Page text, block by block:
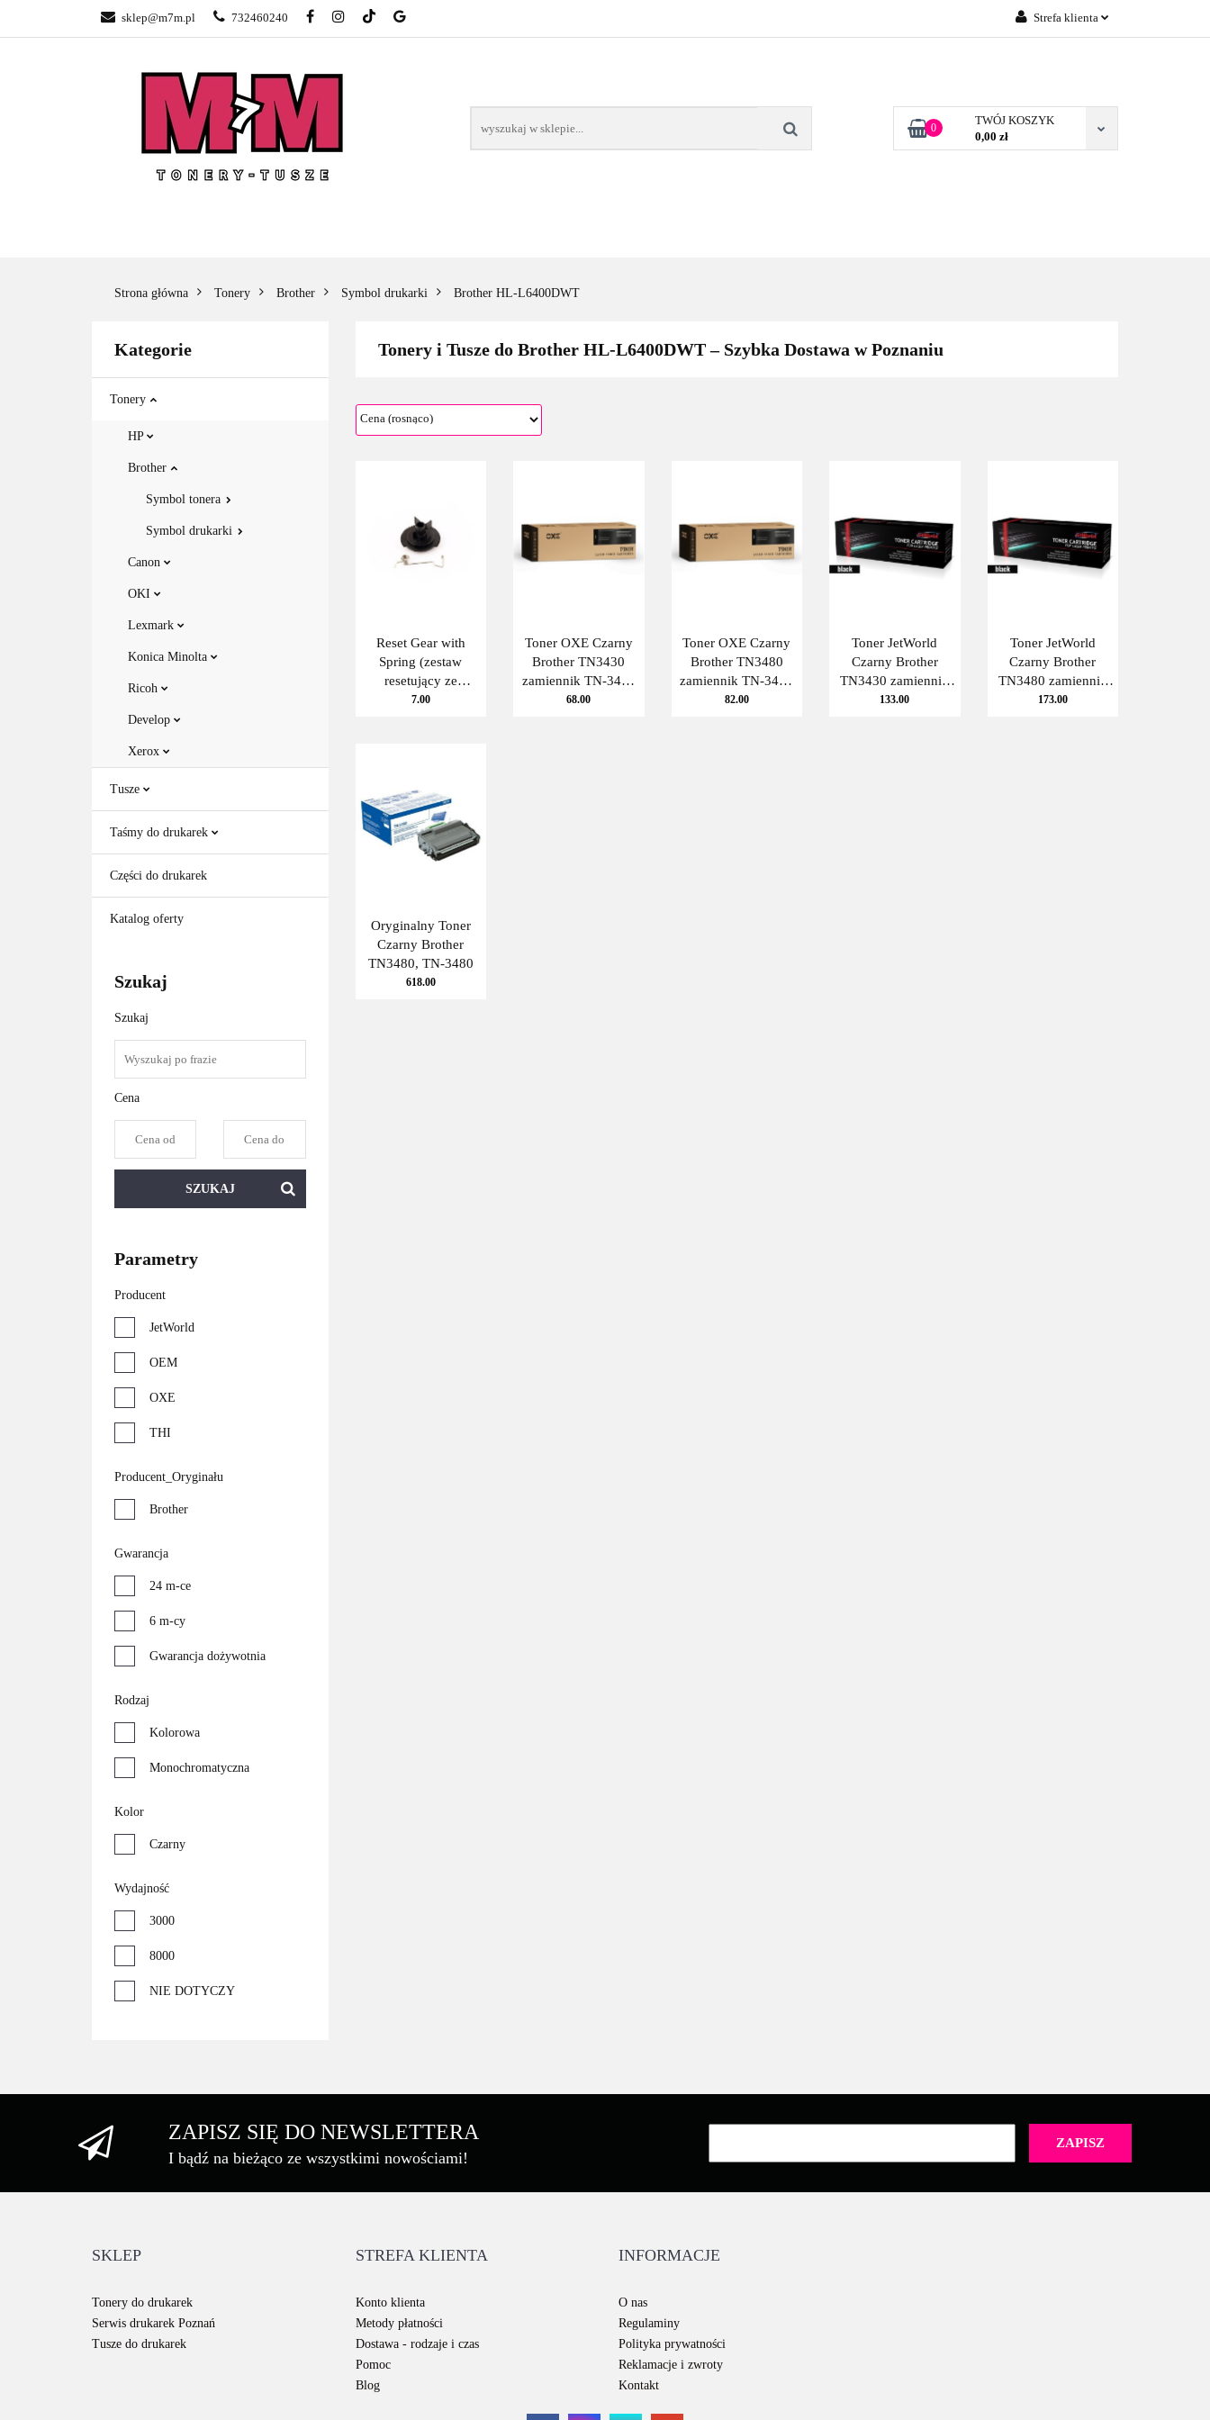
sklep@m7m.pl 732460240 Strefa klienta
Dodaj zgłoszenie
0
TWÓJ KOSZYK
0,00 zł
SKLEP TONERY POZNAŃ – GŁOGOWSKA
BLOG
Strona główna Tonery Brother Symbol drukarki Brother HL-L6400DWT
Kategorie
Tonery
HP
Brother
Symbol tonera
Symbol drukarki
Canon
OKI
Lexmark
Konica Minolta
Ricoh
Develop
Xerox
Tusze
Taśmy do drukarek
Części do drukarek
Katalog oferty
Szukaj
Szukaj
Cena
SZUKAJ
Parametry
Producent
JetWorld
OEM
OXE
THI
Producent_Oryginału
Brother
Gwarancja
24 m-ce
6 m-cy
Gwarancja dożywotnia
Rodzaj
Kolorowa
Monochromatyczna
Kolor
Czarny
Wydajność
3000
8000
NIE DOTYCZY
Tonery i Tusze do Brother HL-L6400DWT – Szybka Dostawa w Poznaniu
Reset Gear with
Spring (zestaw
resetujący ze
spreżyną) do Brother
7.00
Toner OXE Czarny
Brother TN3430
zamiennik TN-3430
OXE
68.00
Toner OXE Czarny
Brother TN3480
zamiennik TN-3480
OXE
82.00
Toner JetWorld
Czarny Brother
TN3430 zamiennik
TN-3430 JetWorld
133.00
Toner JetWorld
Czarny Brother
TN3480 zamiennik
TN-3480 JetWorld
173.00
Oryginalny Toner
Czarny Brother
TN3480, TN-3480
618.00
ZAPISZ SIĘ DO NEWSLETTERA
I bądź na bieżąco ze wszystkimi nowościami!
SKLEP
Tonery do drukarek
Serwis drukarek Poznań
Tusze do drukarek
STREFA KLIENTA
Konto klienta
Metody płatności
Dostawa - rodzaje i czas
Pomoc
Blog
INFORMACJE
O nas
Regulaminy
Polityka prywatności
Reklamacje i zwroty
Kontakt